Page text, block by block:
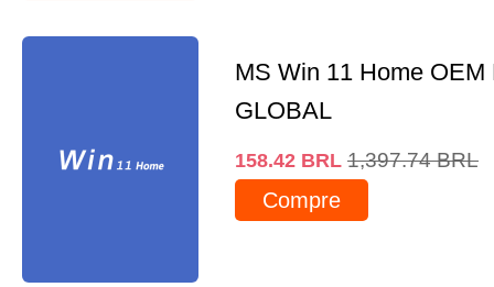
MS Win 11 Home OEM
GLOBAL
158.42 BRL 1,397.74 BRL
Compre